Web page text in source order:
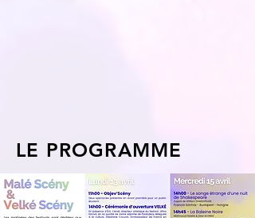
LE PROGRAMME